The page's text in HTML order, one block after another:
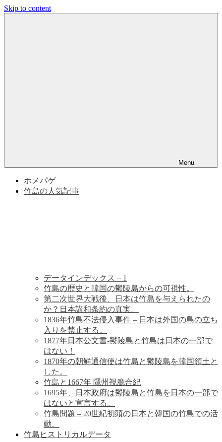
Skip to content
島
Menu
ホメパゲ
竹島の人気記事
データインデックス – 1
竹島の歴史と韓国の鬱陵島からの可視性。
第二次世界大戦後、日本は竹島を与えられたの
か？日本講和条約の真実。
1836年竹島不法侵入事件 – 日本は外国の島の立ち
入りを禁止する。
1877年日本公文書-鬱陵島と竹島は日本の一部で
はない！
1870年の朝鮮通信使は竹島と鬱陵島を韓国領土と
した。
竹島と1667年 隱州視廳合紀
1695年、日本政府は鬱陵島と竹島を日本の一部で
はないと宣言する。
竹島問題 – 20世紀初頭の日本と韓国の竹島での活
動。
竹島ヒストリカルデータ